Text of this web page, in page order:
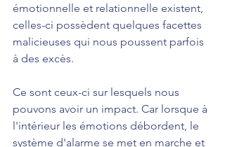
émotionnelle et relationnelle existent,
celles-ci possèdent quelques facettes
malicieuses qui nous poussent parfois
à des excès.
Ce sont ceux-ci sur lesquels nous
pouvons avoir un impact. Car lorsque à
l'intérieur les émotions débordent, le
système d'alarme se met en marche et